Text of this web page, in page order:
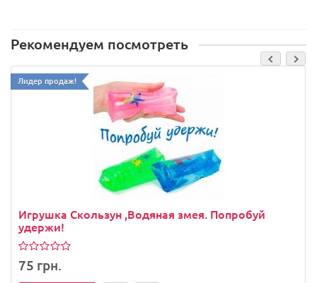
Рекомендуем посмотреть
Лидер продаж!
Игрушка Скользун ,Водяная змея. Попробуй
удержи!
75 грн.